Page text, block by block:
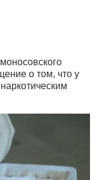
о том, что у